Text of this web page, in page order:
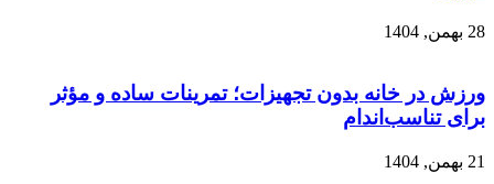
28 بهمن, 1404
ورزش در خانه بدون تجهیزات؛ تمرینات ساده و مؤثر
برای تناسب‌اندام
21 بهمن, 1404